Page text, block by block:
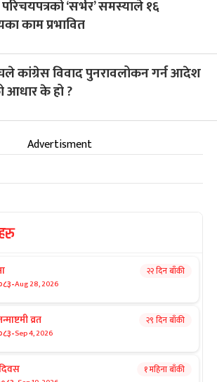
परिचयपत्रको ‘सर्भर’ समस्याले १६
काम प्रभावित
कांग्रेस विवाद पुनरावलोकन गर्न आदेश
आधार के हो ?
Advertisment
-Aug 28, 2026
२२ दिन बाँकी
व्रत
-Sep 4, 2026
२९ दिन बाँकी
१ महिना बाँकी